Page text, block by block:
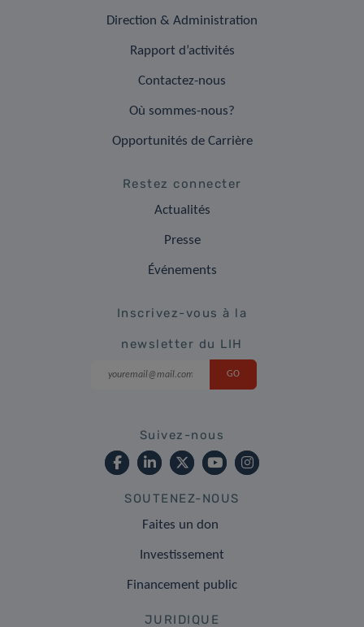
Direction & Administration
Rapport d’activités
Contactez-nous
Où sommes-nous?
Opportunités de Carrière
Restez connecter
Actualités
Presse
Événements
Inscrivez-vous à la
newsletter du LIH
Suivez-nous
SOUTENEZ-NOUS
Faites un don
Investissement
Financement public
JURIDIQUE